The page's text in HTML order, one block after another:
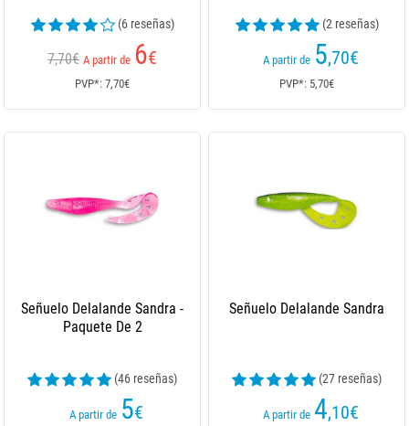
(6 reseñas)
7,70€ A partir de 6€
PVP*: 7,70€
(2 reseñas)
A partir de 5,70€
PVP*: 5,70€
Señuelo Delalande Sandra -
Paquete De 2
(46 reseñas)
A partir de 5€
Señuelo Delalande Sandra
(27 reseñas)
A partir de 4,10€